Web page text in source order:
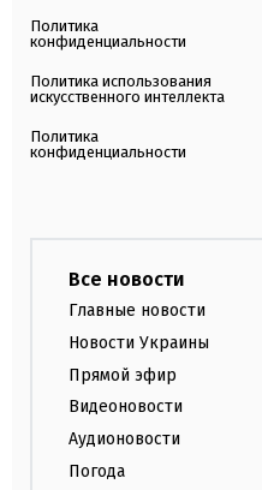
Политика
конфиденциальности
Политика использования
искусственного интеллекта
Политика
конфиденциальности
Все новости
Главные новости
Новости Украины
Прямой эфир
Видеоновости
Аудионовости
Погода